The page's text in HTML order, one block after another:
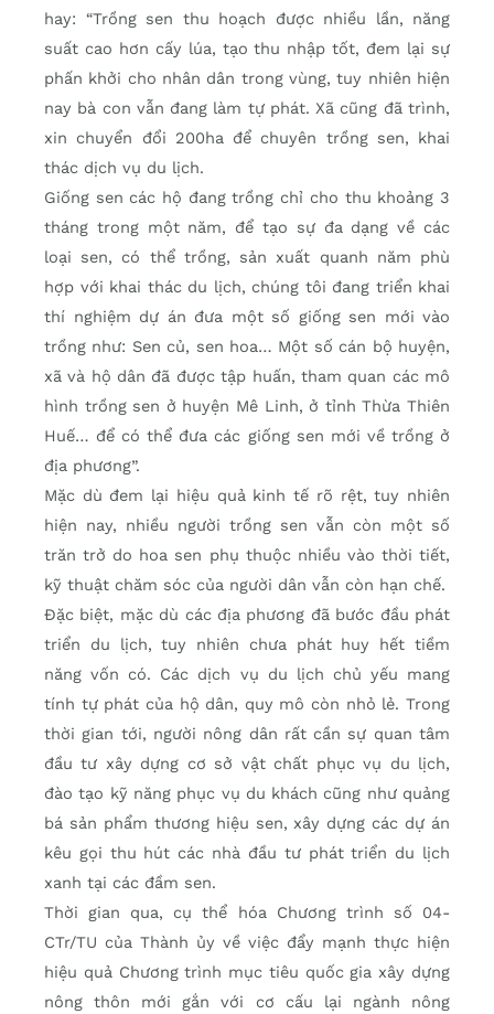
hay: “Trồng sen thu hoạch được nhiều lần, năng
suất cao hơn cấy lúa, tạo thu nhập tốt, đem lại sự
phấn khởi cho nhân dân trong vùng, tuy nhiên hiện
nay bà con vẫn đang làm tự phát. Xã cũng đã trình,
xin chuyển đổi 200ha để chuyên trồng sen, khai
thác dịch vụ du lịch.
Giống sen các hộ đang trồng chỉ cho thu khoảng 3
tháng trong một năm, để tạo sự đa dạng về các
loại sen, có thể trồng, sản xuất quanh năm phù
hợp với khai thác du lịch, chúng tôi đang triển khai
thí nghiệm dự án đưa một số giống sen mới vào
trồng như: Sen củ, sen hoa… Một số cán bộ huyện,
xã và hộ dân đã được tập huấn, tham quan các mô
hình trồng sen ở huyện Mê Linh, ở tỉnh Thừa Thiên
Huế… để có thể đưa các giống sen mới về trồng ở
địa phương”.
Mặc dù đem lại hiệu quả kinh tế rõ rệt, tuy nhiên
hiện nay, nhiều người trồng sen vẫn còn một số
trăn trở do hoa sen phụ thuộc nhiều vào thời tiết,
kỹ thuật chăm sóc của người dân vẫn còn hạn chế.
Đặc biệt, mặc dù các địa phương đã bước đầu phát
triển du lịch, tuy nhiên chưa phát huy hết tiềm
năng vốn có. Các dịch vụ du lịch chủ yếu mang
tính tự phát của hộ dân, quy mô còn nhỏ lẻ. Trong
thời gian tới, người nông dân rất cần sự quan tâm
đầu tư xây dựng cơ sở vật chất phục vụ du lịch,
đào tạo kỹ năng phục vụ du khách cũng như quảng
bá sản phẩm thương hiệu sen, xây dựng các dự án
kêu gọi thu hút các nhà đầu tư phát triển du lịch
xanh tại các đầm sen.
Thời gian qua, cụ thể hóa Chương trình số 04-
CTr/TU của Thành ủy về việc đẩy mạnh thực hiện
hiệu quả Chương trình mục tiêu quốc gia xây dựng
nông thôn mới gắn với cơ cấu lại ngành nông